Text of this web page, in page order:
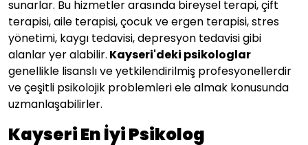
sunarlar. Bu hizmetler arasında bireysel terapi, çift
terapisi, aile terapisi, çocuk ve ergen terapisi, stres
yönetimi, kaygı tedavisi, depresyon tedavisi gibi
alanlar yer alabilir. Kayseri'deki psikologlar
genellikle lisanslı ve yetkilendirilmiş profesyonellerdir
ve çeşitli psikolojik problemleri ele almak konusunda
uzmanlaşabilirler.
Kayseri En İyi Psikolog